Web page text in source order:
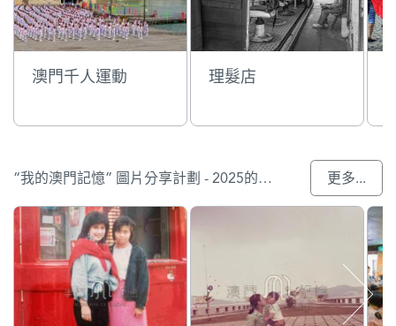
澳門千人運動 理髮店
“我的澳門記憶” 圖片分享計劃 - 2025的入選作品 更多...